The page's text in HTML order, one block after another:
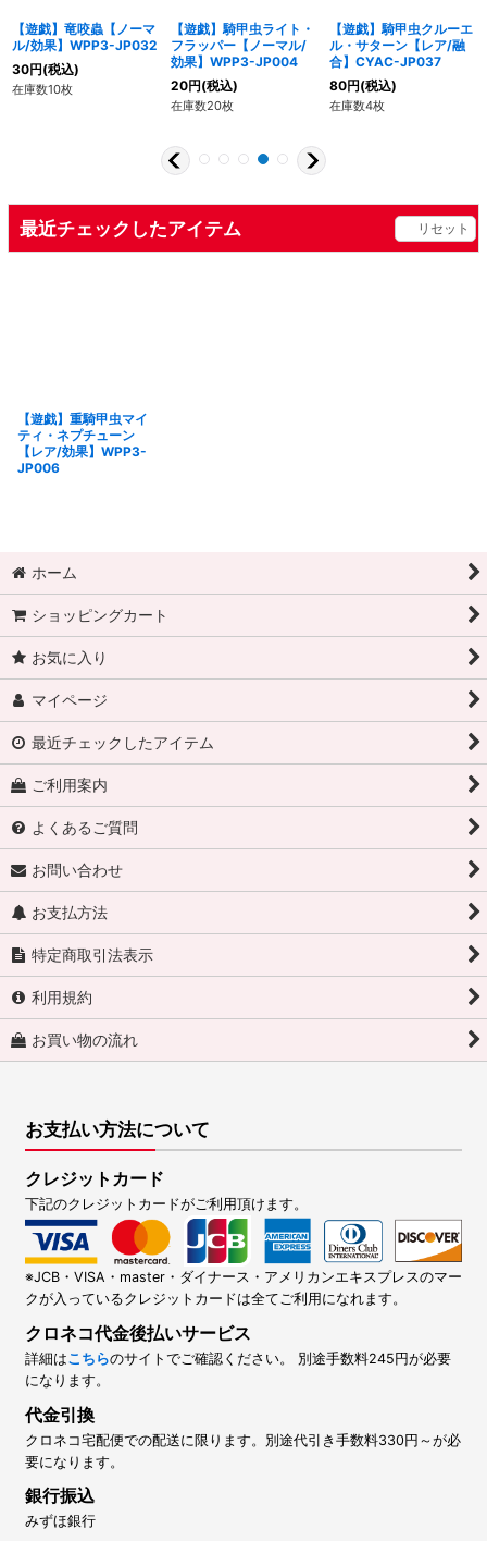
【遊戯】竜咬蟲【ノーマ
ル/効果】WPP3-JP032
30円(税込)
在庫数10枚
【遊戯】騎甲虫ライト・
フラッパー【ノーマル/
効果】WPP3-JP004
20円(税込)
在庫数20枚
【遊戯】騎甲虫クルーエ
ル・サターン【レア/融
合】CYAC-JP037
80円(税込)
在庫数4枚
最近チェックしたアイテム リセット
【遊戯】重騎甲虫マイ
ティ・ネプチューン
【レア/効果】WPP3-
JP006
ホーム
ショッピングカート
お気に入り
マイページ
最近チェックしたアイテム
ご利用案内
よくあるご質問
お問い合わせ
お支払方法
特定商取引法表示
利用規約
お買い物の流れ
お支払い方法について
クレジットカード
下記のクレジットカードがご利用頂けます。
※JCB・VISA・master・ダイナース・アメリカンエキスプレスのマー
クが入っているクレジットカードは全てご利用になれます。
クロネコ代金後払いサービス
詳細はこちらのサイトでご確認ください。 別途手数料245円が必要
になります。
代金引換
クロネコ宅配便での配送に限ります。別途代引き手数料330円～が必
要になります。
銀行振込
みずほ銀行